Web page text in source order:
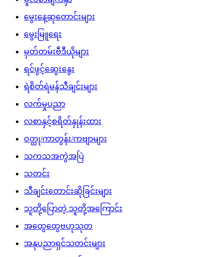
မွေးနေ့ဆုတောင်းများ
မွေးမြူရေး
မှတ်တမ်းဗီဒီယိုများ
ရင်ဖွင့်ဆွေးနွေး
ရဲစိတ်ရဲမန်သီချင်းများ
လက်မှုပညာ
လစာနှင့်စရိတ်နှုန်းထား
ဝတ္ထု/ကာတွန်း/ကဗျာများ
သကသအကွဲအပြဲ
သတင်း
သီချင်းတောင်းဆိုခြင်းများ
သူတို့ပြောတဲ့ သူတို့အကြောင်း
အထွေထွေဗဟုသုတ
အနုပညာရှင်သတင်းများ